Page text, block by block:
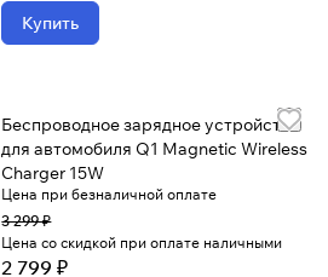
Купить
Беспроводное зарядное устройство
для автомобиля Q1 Magnetic Wireless
Charger 15W
Цена при безналичной оплате
3 299 ₽
Цена со скидкой при оплате наличными
2 799 ₽